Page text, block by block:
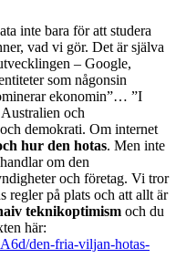
inte bara för att studera
vad vi gör. Det är själva
– Google,
som någonsin
ekonomin”… ”I
och
demokrati. Om internet
hur den hotas. Men inte
om den
och företag. Vi tror
regler på plats och att allt är
teknikoptimism och du
här:
den-fria-viljan-hotas-